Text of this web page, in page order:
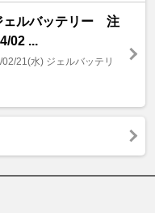
ェルバッテリー 注
02 ...
21(水) ジェルバッテリ